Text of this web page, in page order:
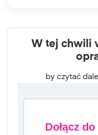
W tej chwili
by czytać
Dołącz